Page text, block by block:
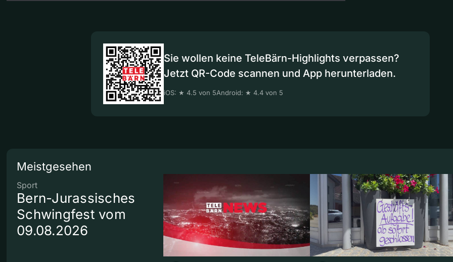
Sie wollen keine TeleBärn-Highlights verpassen?
Jetzt QR-Code scannen und App herunterladen.
iOS: ★ 4.5 von 5Android: ★ 4.4 von 5
Meistgesehen
Sport
Bern-Jurassisches
Schwingfest vom
09.08.2026